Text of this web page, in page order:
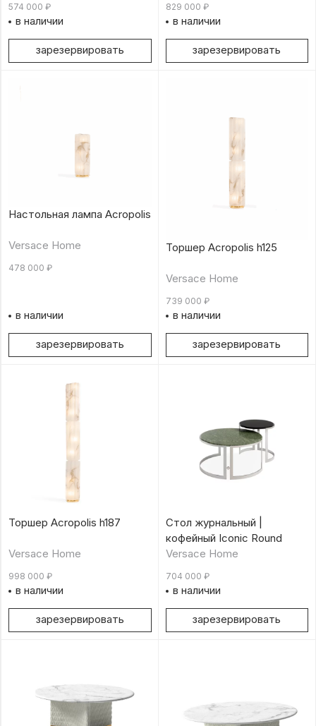
574 000 ₽
в наличии
зарезервировать
829 000 ₽
в наличии
зарезервировать
Настольная лампа Acropolis
Versace Home
478 000 ₽
в наличии
зарезервировать
Торшер Acropolis h125
Versace Home
739 000 ₽
в наличии
зарезервировать
Торшер Acropolis h187
Versace Home
998 000 ₽
в наличии
зарезервировать
Стол журнальный |
кофейный Iconic Round
Versace Home
704 000 ₽
в наличии
зарезервировать